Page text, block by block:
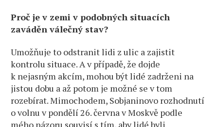
Proč je v zemi v podobných situacích
zaváděn válečný stav?
Umožňuje to odstranit lidi z ulic a zajistit
kontrolu situace. A v případě, že dojde
k nejasným akcím, mohou být lidé zadrženi na
jistou dobu a až potom je možné se v tom
rozebírat. Mimochodem, Sobjaninovo rozhodnutí
o volnu v pondělí 26. června v Moskvě podle
mého názoru souvisí s tím, aby lidé byli